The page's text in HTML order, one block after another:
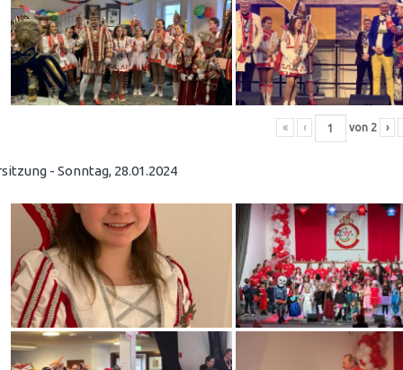
« ‹ von 2 ›
- Sonntag, 28.01.2024